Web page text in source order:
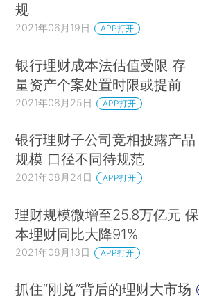
规
2021年06月19日 APP打开
银行理财成本法估值受限 存
量资产个案处置时限或提前
2021年08月25日 APP打开
银行理财子公司竞相披露产品
规模 口径不同待规范
2021年08月24日 APP打开
理财规模微增至25.8万亿元 保
本理财同比大降91%
2021年08月13日 APP打开
抓住“刚兑”背后的理财大市场